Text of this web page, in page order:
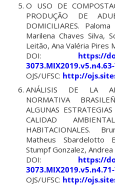
O USO DE
PRODUÇÃO DE
DOMICILIARES.
Marilena Chaves Silva,
Leitão, Ana Valéria Pires
DOI: https://
OJS/UFSC: http://
ANÁLISIS DE LA
NORMATIVA
ALGUNAS
CALIDAD
HABITACIONALES.
Matheus Sbardelotto
Stumpf Gonzalez,
DOI: https://
OJS/UFSC: http://